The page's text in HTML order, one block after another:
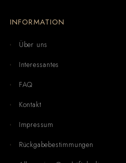
INFORMATION
Über uns
Interessantes
FAQ
Kontakt
Impressum
Rückgabebestimmungen